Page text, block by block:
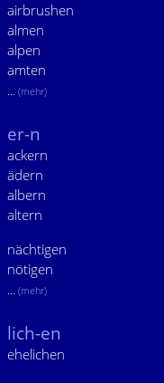
airbrushen
almen
alpen
amten
... (mehr)
er-n
ackern
ädern
albern
altern
nächtigen
nötigen
... (mehr)
lich-en
ehelichen